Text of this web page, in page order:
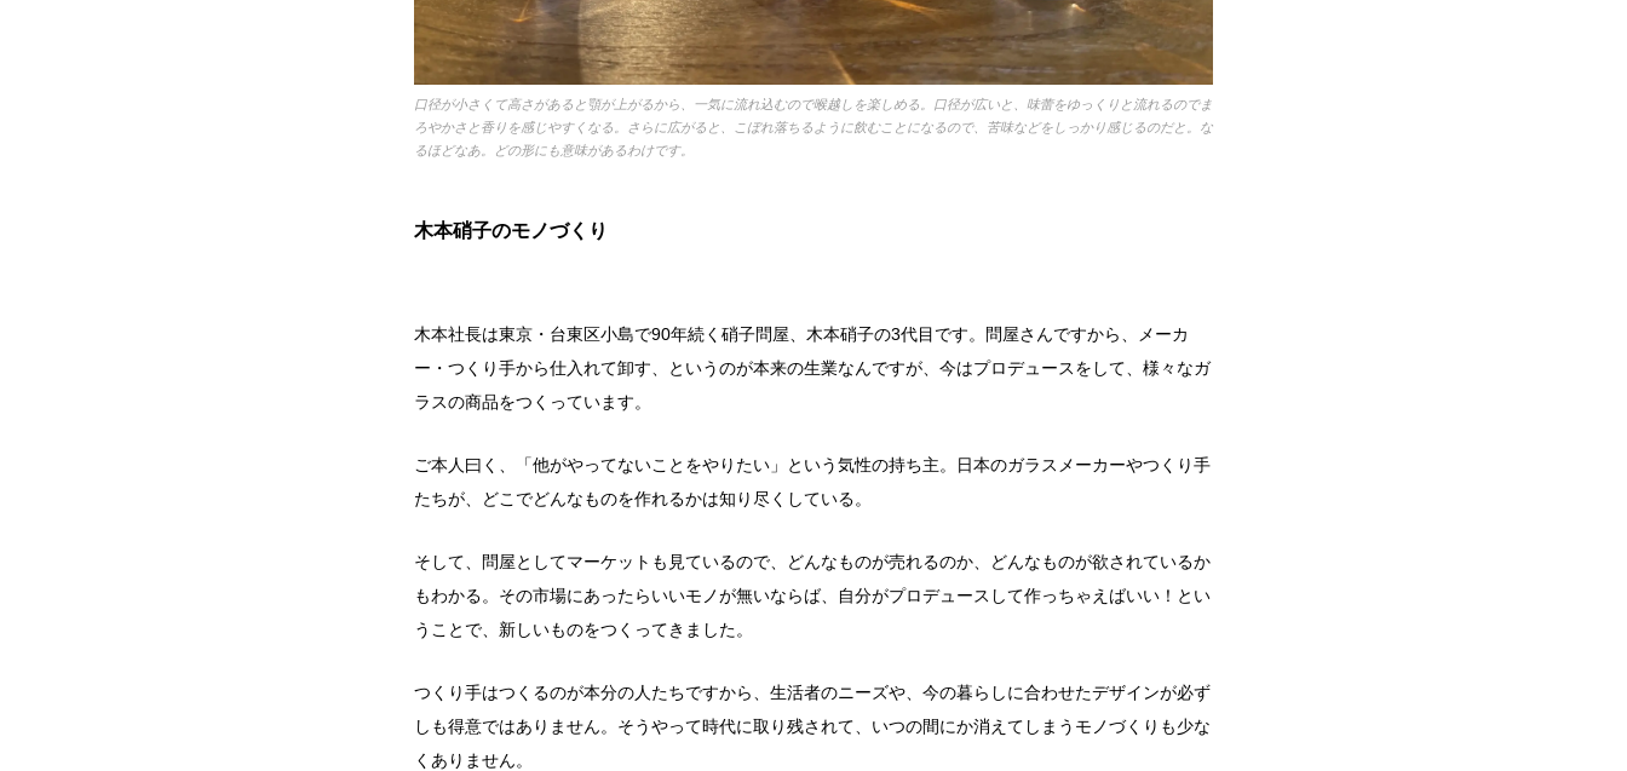
口径が小さくて高さがあると顎が上がるから、一気に流れ込むので喉越しを楽しめる。口径が広いと、味蕾をゆっくりと流れるのでま
ろやかさと香りを感じやすくなる。さらに広がると、こぼれ落ちるように飲むことになるので、苦味などをしっかり感じるのだと。な
るほどなあ。どの形にも意味があるわけです。
木本硝子のモノづくり
木本社長は東京・台東区小島で90年続く硝子問屋、木本硝子の3代目です。問屋さんですから、メーカ
ー・つくり手から仕入れて卸す、というのが本来の生業なんですが、今はプロデュースをして、様々なガ
ラスの商品をつくっています。
ご本人曰く、「他がやってないことをやりたい」という気性の持ち主。日本のガラスメーカーやつくり手
たちが、どこでどんなものを作れるかは知り尽くしている。
そして、問屋としてマーケットも見ているので、どんなものが売れるのか、どんなものが欲されているか
もわかる。その市場にあったらいいモノが無いならば、自分がプロデュースして作っちゃえばいい！とい
うことで、新しいものをつくってきました。
つくり手はつくるのが本分の人たちですから、生活者のニーズや、今の暮らしに合わせたデザインが必ず
しも得意ではありません。そうやって時代に取り残されて、いつの間にか消えてしまうモノづくりも少な
くありません。